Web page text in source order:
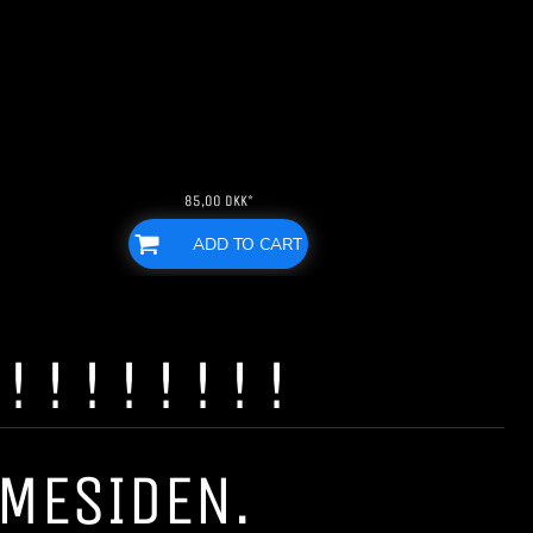
85,00 DKK*
ADD TO CART
! ! ! ! ! ! ! !